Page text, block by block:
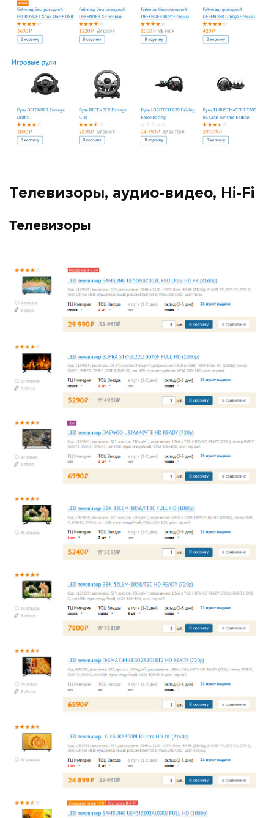
Телевизоры, аудио-видео, Hi-Fi
Телевизоры